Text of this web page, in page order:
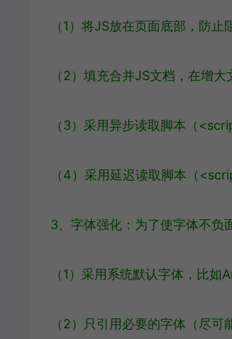
（1）将JS放在页面底部，防止
（2）填充合并JS文档，在增
（3）采用异步读取脚本（
（4）采用延迟读取脚本（
3、字体强化：为了使字体不负
（1）采用系统默认字体，比如
（2）只引用必要的字体（尽